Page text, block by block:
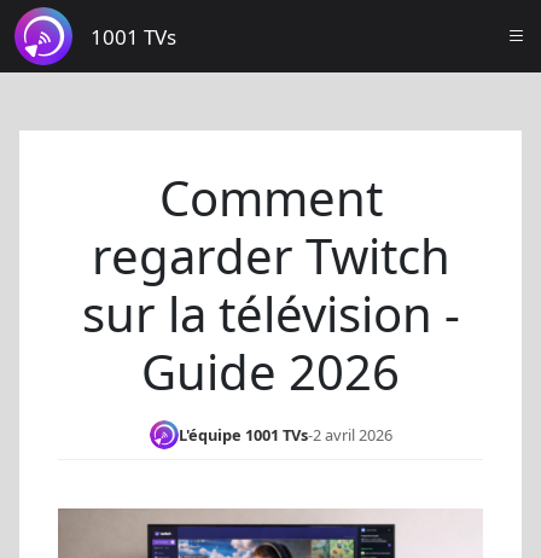
1001 TVs
Comment
regarder Twitch
sur la télévision -
Guide 2026
L'équipe 1001 TVs-2 avril 2026